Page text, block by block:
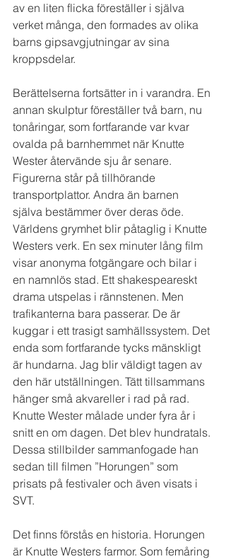
av en liten flicka föreställer i själva
verket många, den formades av olika
barns gipsavgjutningar av sina
kroppsdelar.
Berättelserna fortsätter in i varandra. En
annan skulptur föreställer två barn, nu
tonåringar, som fortfarande var kvar
ovalda på barnhemmet när Knutte
Wester återvände sju år senare.
Figurerna står på tillhörande
transportplattor. Andra än barnen
själva bestämmer över deras öde.
Världens grymhet blir påtaglig i Knutte
Westers verk. En sex minuter lång film
visar anonyma fotgängare och bilar i
en namnlös stad. Ett shakespeareskt
drama utspelas i rännstenen. Men
trafikanterna bara passerar. De är
kuggar i ett trasigt samhällssystem. Det
enda som fortfarande tycks mänskligt
är hundarna. Jag blir väldigt tagen av
den här utställningen. Tätt tillsammans
hänger små akvareller i rad på rad.
Knutte Wester målade under fyra år i
snitt en om dagen. Det blev hundratals.
Dessa stillbilder sammanfogade han
sedan till filmen ”Horungen” som
prisats på festivaler och även visats i
SVT.
Det finns förstås en historia. Horungen
är Knutte Westers farmor. Som femåring